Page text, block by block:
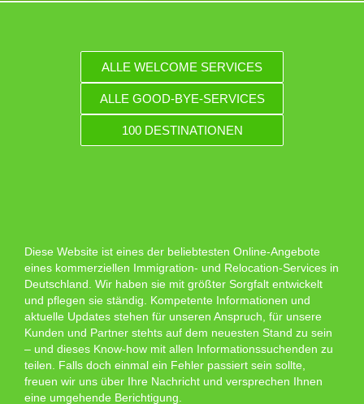
ALLE WELCOME SERVICES
ALLE GOOD-BYE-SERVICES
100 DESTINATIONEN
Diese Website ist eines der beliebtesten Online-Angebote
eines kommerziellen Immigration- und Relocation-Services in
Deutschland. Wir haben sie mit größter Sorgfalt entwickelt
und pflegen sie ständig. Kompetente Informationen und
aktuelle Updates stehen für unseren Anspruch, für unsere
Kunden und Partner stehts auf dem neuesten Stand zu sein
– und dieses Know-how mit allen Informationssuchenden zu
teilen. Falls doch einmal ein Fehler passiert sein sollte,
freuen wir uns über Ihre Nachricht und versprechen Ihnen
eine umgehende Berichtigung.